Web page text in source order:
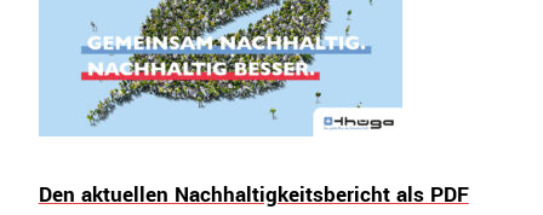
Den aktuellen Nachhaltigkeitsbericht als PDF